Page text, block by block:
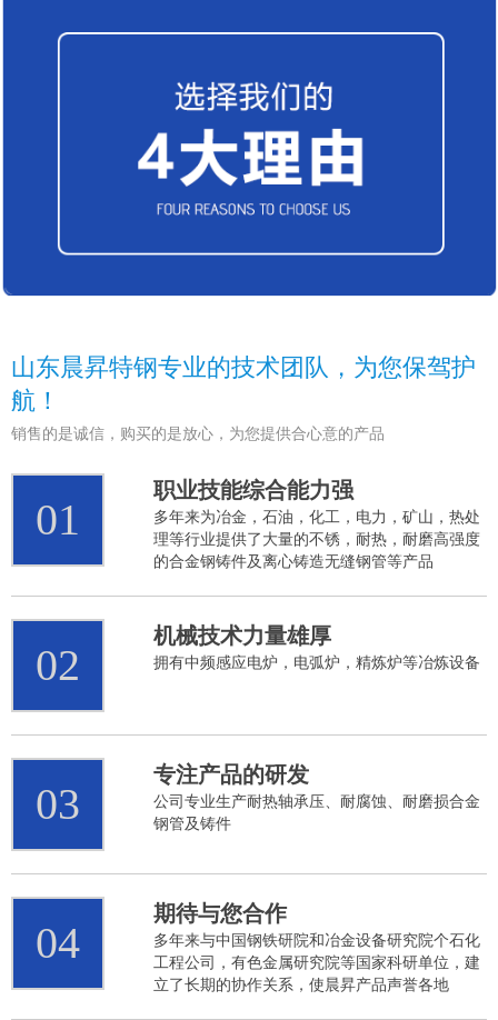
山东晨昇特钢专业的技术团队，为您保驾护
航！
销售的是诚信，购买的是放心，为您提供合心意的产品
01
职业技能综合能力强
多年来为冶金，石油，化工，电力，矿山，热处
理等行业提供了大量的不锈，耐热，耐磨高强度
的合金钢铸件及离心铸造无缝钢管等产品
02
机械技术力量雄厚
拥有中频感应电炉，电弧炉，精炼炉等冶炼设备
03
专注产品的研发
公司专业生产耐热轴承压、耐腐蚀、耐磨损合金
钢管及铸件
04
期待与您合作
多年来与中国钢铁研院和冶金设备研究院个石化
工程公司，有色金属研究院等国家科研单位，建
立了长期的协作关系，使晨昇产品声誉各地